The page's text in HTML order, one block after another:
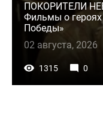
ПОКОРИТЕЛИ
Фильмы о
Победы»
02 августа, 2026
1315 0